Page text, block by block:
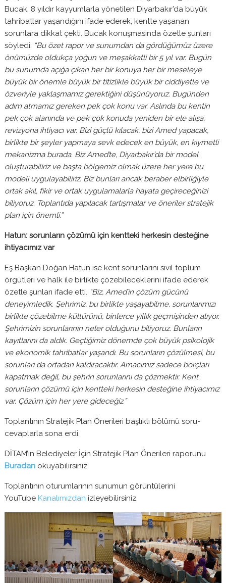
Bucak, 8 yıldır kayyumlarla yönetilen Diyarbakır’da büyük
tahribatlar yaşandığını ifade ederek, kentte yaşanan
sorunlara dikkat çekti. Bucak konuşmasında özetle şunları
söyledi: “Bu özet rapor ve sunumdan da gördüğümüz üzere
önümüzde oldukça yoğun ve meşakkatli bir 5 yıl var. Bugün
bu sunumda açığa çıkan her bir konuya her bir meseleye
büyük bir önemle büyük bir titizlikle büyük bir ciddiyetle ve
özveriyle yaklaşmamız gerektiğini düşünüyoruz. Bugünden
adım atmamız gereken pek çok konu var. Aslında bu kentin
pek çok alanında ve pek çok konuda yeniden bir ele alışa,
revizyona ihtiyacı var. Bizi güçlü kılacak, bizi Amed yapacak,
birlikte bir şeyler yapmaya sevk edecek en büyük, en kıymetli
mekanizma burada. Biz Amed’te, Diyarbakır’da bir model
oluşturabiliriz ve başta bölgemiz olmak üzere her yere bu
modeli uygulayabiliriz. Biz bunları ancak beraber elbirliğiyle
ortak akıl, fikir ve ortak uygulamalarla hayata geçireceğinizi
biliyoruz. Toplantıda yapılacak tartışmalar ve öneriler stratejik
plan için önemli.”
Hatun: sorunların çözümü için kentteki herkesin desteğine
ihtiyacımız var
Eş Başkan Doğan Hatun ise kent sorunlarını sivil toplum
örgütleri ve halk ile birlikte çözebileceklerini ifade ederek
özetle şunları ifade etti. “Biz, Amed’in çözüm gücünü
deneyimledik. Şehrimiz, bu birlikte yaşayabilme, sorunlarımızı
birlikte çözebilme kültürünü, binlerce yıllık geçmişinden alıyor.
Şehrimizin sorunlarının neler olduğunu biliyoruz. Bunların
kayıtlarını da aldık. Geçtiğimiz dönemde çok büyük psikolojik
ve ekonomik tahribatlar yaşandı. Bu sorunların çözülmesi, bu
sorunları da ortadan kaldıracaktır. Amacımız sadece borçları
kapatmak değil, bu şehrin sorunlarını da çözmektir. Kent
sorunların çözümü için kentteki herkesin desteğine ihtiyacımız
var. Çözüm için her yere gideceğiz.”
Toplantının Stratejik Plan Önerileri başlıklı bölümü soru-
cevaplarla sona erdi.
DİTAM’ın Belediyeler İçin Stratejik Plan Önerileri raporunu
Buradan okuyabilirsiniz.
Toplantının oturumlarının sunumun görüntülerini
YouTube Kanalımızdan izleyebilirsiniz.